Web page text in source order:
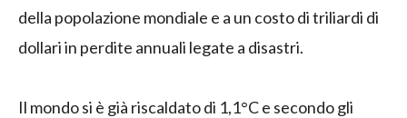
della popolazione mondiale e a un costo di triliardi di
dollari in perdite annuali legate a disastri.
Il mondo si è già riscaldato di 1,1°C e secondo gli